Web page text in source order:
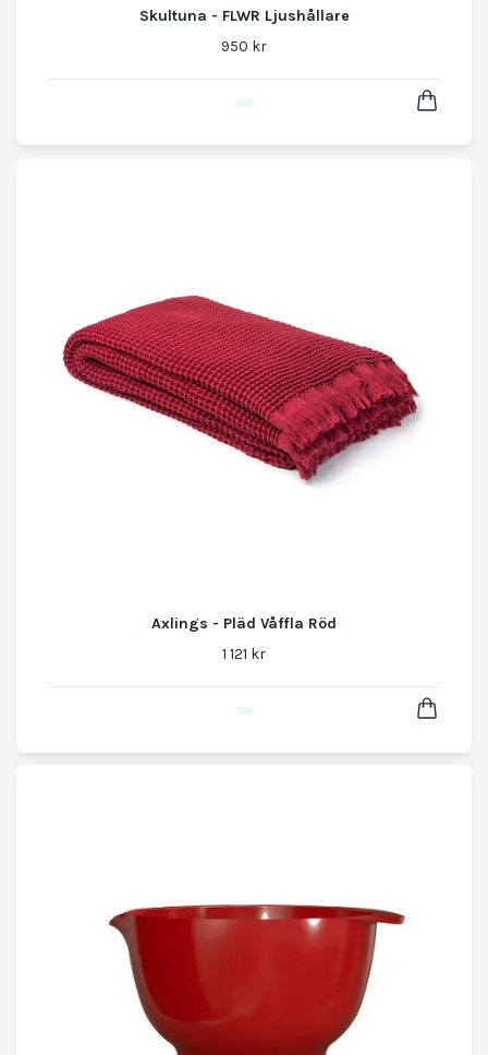
Skultuna - FLWR Ljushållare
950 kr
Axlings - Pläd Våffla Röd
1 121 kr